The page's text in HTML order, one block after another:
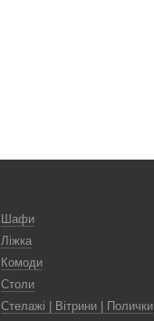
Шафи
Ліжка
Комоди
Столи
Стелажі | Вітрини | Полички